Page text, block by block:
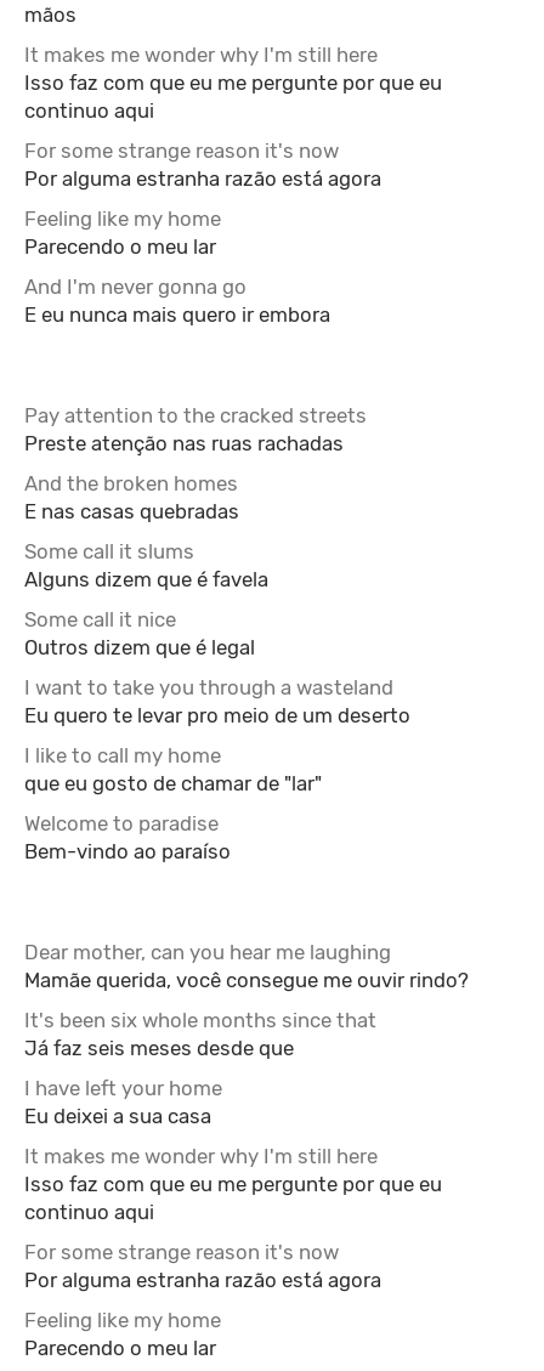
mãos
Isso faz com que eu me pergunte por que eu
continuo aqui
Por alguma estranha razão está agora
Parecendo o meu lar
E eu nunca mais quero ir embora
Preste atenção nas ruas rachadas
E nas casas quebradas
Alguns dizem que é favela
Outros dizem que é legal
Eu quero te levar pro meio de um deserto
que eu gosto de chamar de "lar"
Bem-vindo ao paraíso
Mamãe querida, você consegue me ouvir rindo?
Já faz seis meses desde que
Eu deixei a sua casa
Isso faz com que eu me pergunte por que eu
continuo aqui
Por alguma estranha razão está agora
Parecendo o meu lar
It makes me wonder why I'm still here
For some strange reason it's now
Feeling like my home
And I'm never gonna go
Pay attention to the cracked streets
And the broken homes
Some call it slums
Some call it nice
I want to take you through a wasteland
I like to call my home
Welcome to paradise
Dear mother, can you hear me laughing
It's been six whole months since that
I have left your home
It makes me wonder why I'm still here
For some strange reason it's now
Feeling like my home